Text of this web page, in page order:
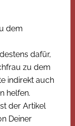
dem
dafür,
zu dem
indirekt auch
helfen.
der Artikel
Deiner